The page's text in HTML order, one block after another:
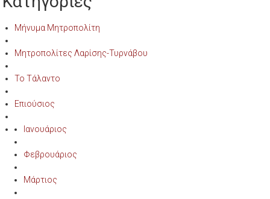
Μήνυμα Μητροπολίτη
Μητροπολίτες Λαρίσης-Τυρνάβου
Το Τάλαντο
Επιούσιος
Ιανουάριος
Φεβρουάριος
Μάρτιος